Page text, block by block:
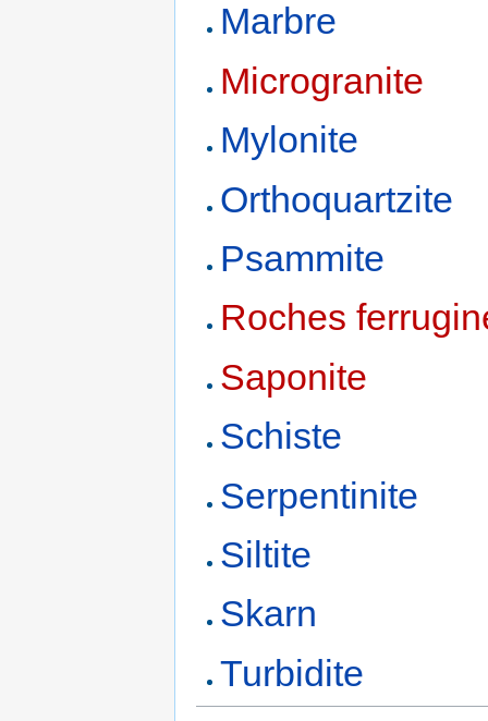
Marbre
Microgranite
Mylonite
Orthoquartzite
Psammite
Roches
Saponite
Schiste
Serpentinite
Siltite
Skarn
Turbidite